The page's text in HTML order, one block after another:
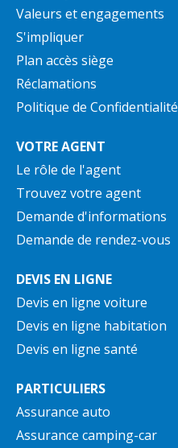
Valeurs et engagements
S'impliquer
Plan accès siège
Réclamations
Politique de Confidentialité
VOTRE AGENT
Le rôle de l'agent
Trouvez votre agent
Demande d'informations
Demande de rendez-vous
DEVIS EN LIGNE
Devis en ligne voiture
Devis en ligne habitation
Devis en ligne santé
PARTICULIERS
Assurance auto
Assurance camping-car